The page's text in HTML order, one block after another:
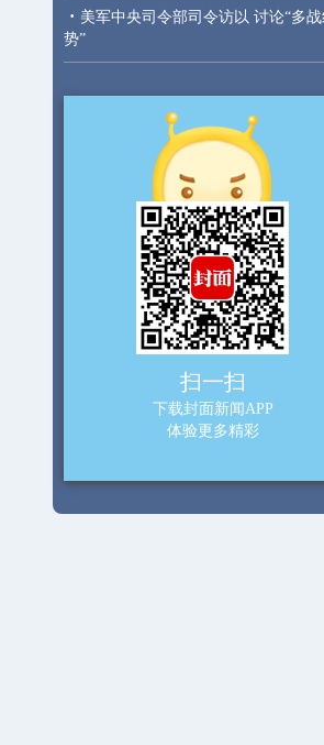
· 美军中央司令部司令访以 讨论“多
势”
扫一扫
下载封面新闻APP
体验更多精彩